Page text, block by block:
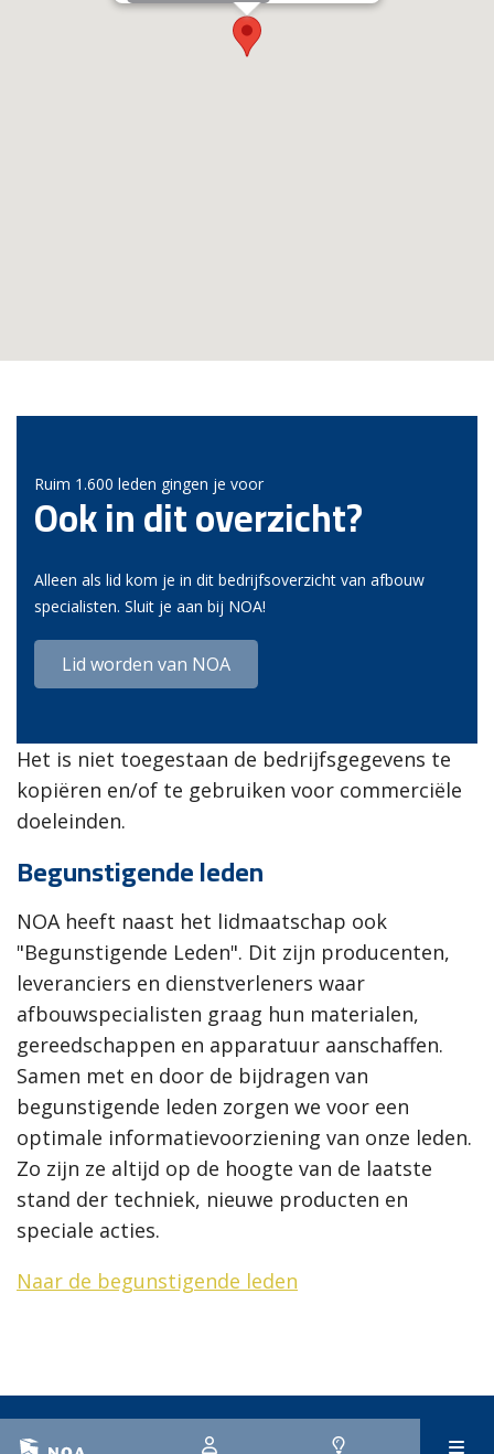
Ruim 1.600 leden gingen je voor
Ook in dit overzicht?
Alleen als lid kom je in dit bedrijfsoverzicht van afbouw
specialisten. Sluit je aan bij NOA!
Lid worden van NOA
Het is niet toegestaan de bedrijfsgegevens te
kopiëren en/of te gebruiken voor commerciële
doeleinden.
Begunstigende leden
NOA heeft naast het lidmaatschap ook
"Begunstigende Leden". Dit zijn producenten,
leveranciers en dienstverleners waar
afbouwspecialisten graag hun materialen,
gereedschappen en apparatuur aanschaffen.
Samen met en door de bijdragen van
begunstigende leden zorgen we voor een
optimale informatievoorziening van onze leden.
Zo zijn ze altijd op de hoogte van de laatste
stand der techniek, nieuwe producten en
speciale acties.
Naar de begunstigende leden